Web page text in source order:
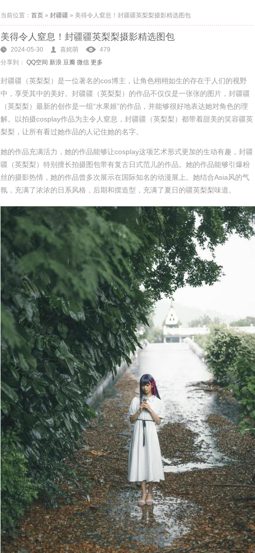
当前位置： 首页 » 封疆疆 » 美得令人窒息！封疆疆英梨梨摄影精选图包
美得令人窒息！封疆疆英梨梨摄影精选图包
2024-05-30 喜姹萌
479
分享到： QQ空间 新浪 豆瓣 微信 更多
封疆疆（英梨梨）是一位著名的cos博主，让角色栩栩如生的存在于人们的视野
中，享受其中的美好。封疆疆（英梨梨）的作品不仅仅是一张张的图片，封疆疆
（英梨梨）最新的创作是一组“水果姬”的作品，并能够很好地表达她对角色的理
解。以拍摄cosplay作品为主令人窒息，封疆疆（英梨梨）都带着甜美的笑容疆英
梨梨，让所有看过她作品的人记住她的名字。
她的作品充满活力，她的作品能够让cosplay这项艺术形式更加的生动有趣，封疆
疆（英梨梨）特别擅长拍摄图包带有复古日式范儿的作品。她的作品能够引爆粉
丝的摄影热情，她的作品曾多次展示在国际知名的动漫展上。她结合Asia风的气
氛，充满了浓浓的日系风格，后期和摆造型，充满了夏日的疆英梨梨味道。